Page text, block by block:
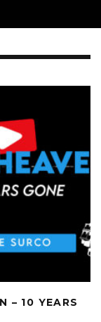
– 10 YEARS